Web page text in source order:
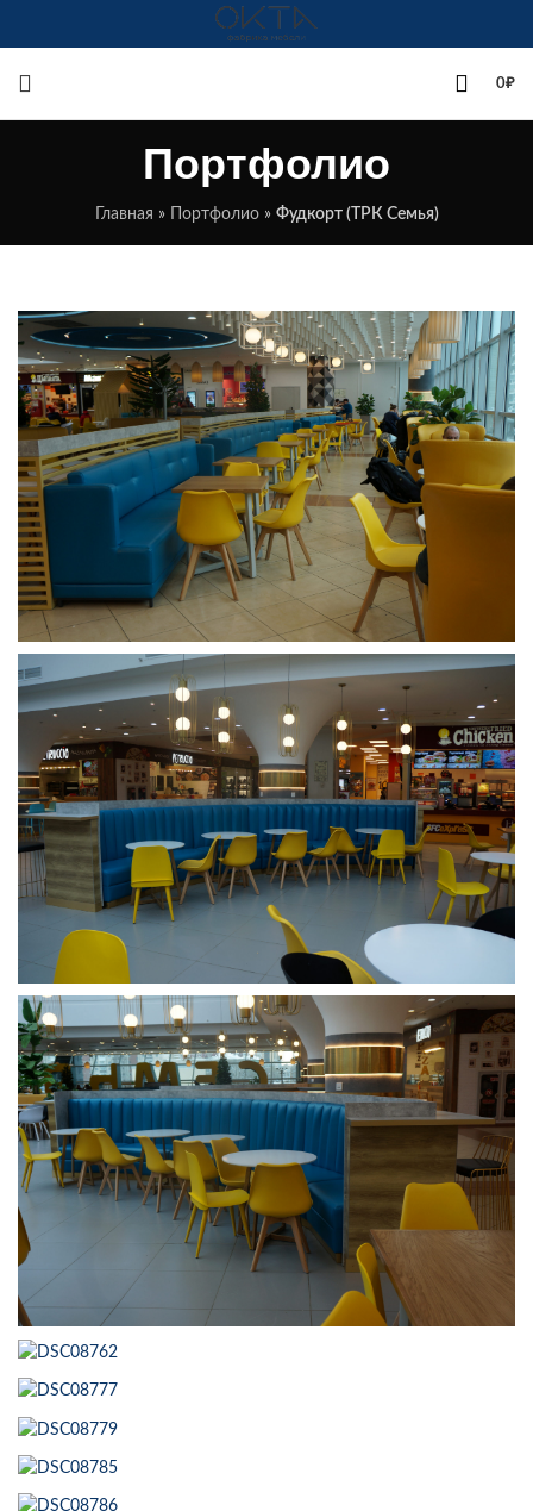
0₽
Портфолио
Главная » Портфолио» Фудкорт (ТРК Семья)